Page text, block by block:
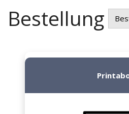
Bestellung